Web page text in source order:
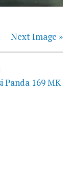
Next Image »
Panda 169 MK